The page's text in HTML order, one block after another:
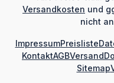
Versandkosten und
nicht
ImpressumPreisliste
KontaktAGBVersand
Sitemap